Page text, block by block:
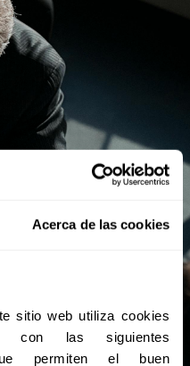
Acerca de las cookies
sitio web utiliza cookies
con las siguientes
permiten el buen